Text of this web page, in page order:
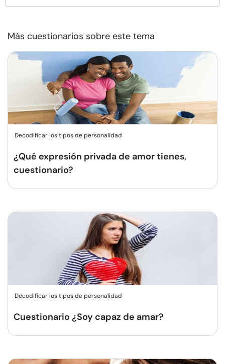
Más cuestionarios sobre este tema
Decodificar los tipos de personalidad
¿Qué expresión privada de amor tienes,
cuestionario?
Decodificar los tipos de personalidad
Cuestionario ¿Soy capaz de amar?